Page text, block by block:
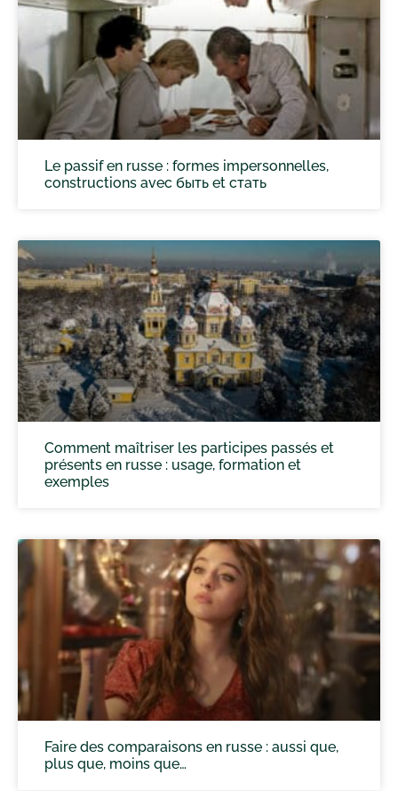
Le passif en russe : formes impersonnelles,
constructions avec быть et стать
Comment maîtriser les participes passés et
présents en russe : usage, formation et
exemples
Faire des comparaisons en russe : aussi que,
plus que, moins que…